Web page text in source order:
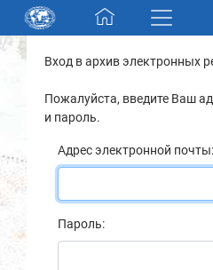
Skip navigation
Разделы и коллекции
Электронный каталог
Новости
О нас
Вход в архив электронных
Пожалуйста, введите Ваш
и пароль.
Адрес электронной почты:
Пароль: